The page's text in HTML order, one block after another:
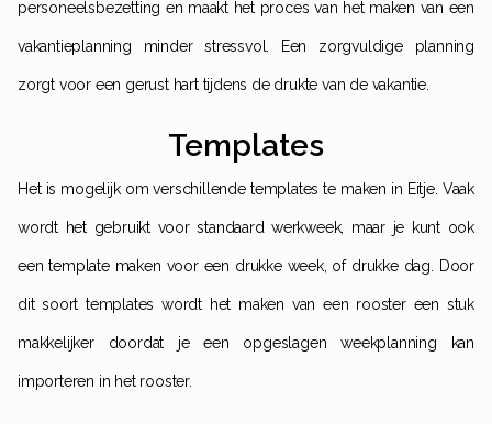
personeelsbezetting en maakt het proces van het maken van een
vakantieplanning minder stressvol. Een zorgvuldige planning
zorgt voor een gerust hart tijdens de drukte van de vakantie.
Templates
Het is mogelijk om verschillende templates te maken in Eitje. Vaak
wordt het gebruikt voor standaard werkweek, maar je kunt ook
een template maken voor een drukke week, of drukke dag. Door
dit soort templates wordt het maken van een rooster een stuk
makkelijker doordat je een opgeslagen weekplanning kan
importeren in het rooster.